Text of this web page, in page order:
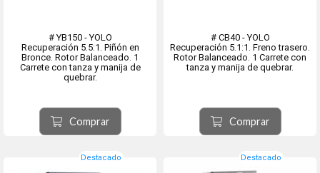
# YB150 - YOLO
Recuperación 5.5:1. Piñón en
Bronce. Rotor Balanceado. 1
Carrete con tanza y manija de
quebrar.
Comprar
# CB40 - YOLO
Recuperación 5.1:1. Freno trasero.
Rotor Balanceado. 1 Carrete con
tanza y manija de quebrar.
Comprar
Destacado Destacado